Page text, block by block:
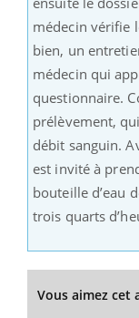
médecin vérifie
bien, un
médecin qui
questionnaire.
prélèvement,
débit sanguin.
est invité à
bouteille d’eau
trois quarts
Vous aimez cet